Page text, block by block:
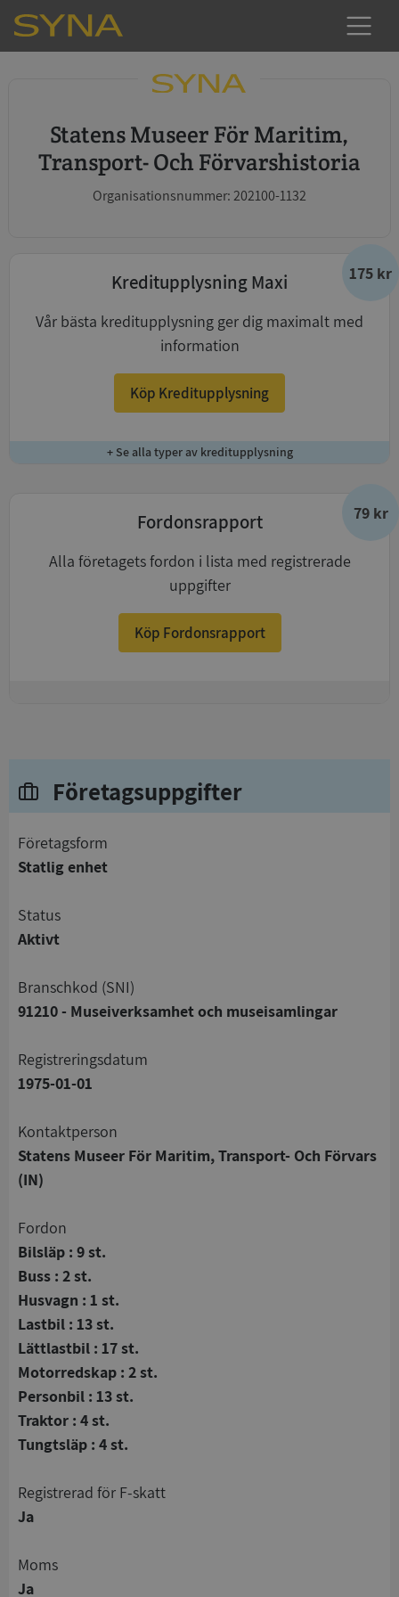
Statens Museer För Maritim,
Transport- Och Förvarshistoria
Organisationsnummer: 202100-1132
175 kr
Kreditupplysning Maxi
Vår bästa kreditupplysning ger dig maximalt med
information
Köp Kreditupplysning
+ Se alla typer av kreditupplysning
79 kr
Fordonsrapport
Alla företagets fordon i lista med registrerade
uppgifter
Köp Fordonsrapport
Företagsuppgifter
företagsform
Statlig enhet
status
Aktivt
branschkod (SNI)
91210 - Museiverksamhet och museisamlingar
registreringsdatum
1975-01-01
Kontaktperson
Statens Museer För Maritim, Transport- Och Förvars
(IN)
Fordon
Bilsläp : 9 st.
Buss : 2 st.
Husvagn : 1 st.
Lastbil : 13 st.
Lättlastbil : 17 st.
Motorredskap : 2 st.
Personbil : 13 st.
Traktor : 4 st.
Tungtsläp : 4 st.
registrerad för F-skatt
Ja
Moms
Ja